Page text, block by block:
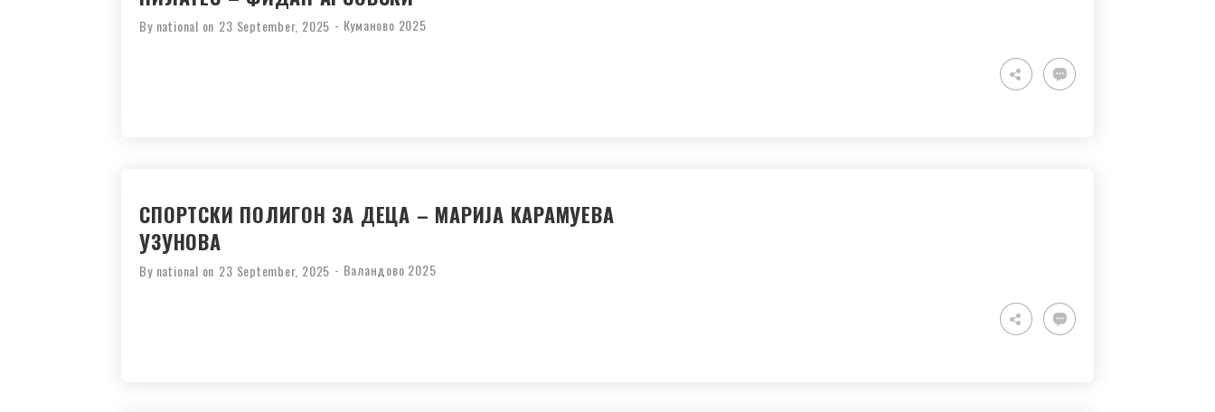
By national on 23 September, 2025 - Куманово 2025
СПОРТСКИ ПОЛИГОН ЗА ДЕЦА – МАРИЈА КАРАМУЕВА
УЗУНОВА
By national on 23 September, 2025 - Валандово 2025